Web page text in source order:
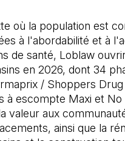
où la population est
à l'abordabilité et à
de santé, Loblaw
en 2026, dont 34
/ Shoppers
à escompte Maxi et No
valeur aux
ainsi que la